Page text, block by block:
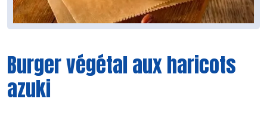
Burger végétal aux haricots
azuki